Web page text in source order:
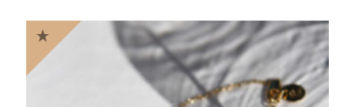
était :
49,00€.
est :
29,00€.